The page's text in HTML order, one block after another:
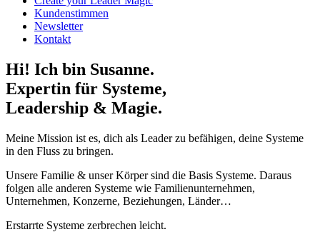
Kundenstimmen
Newsletter
Kontakt
Hi! Ich bin Susanne.
Expertin für Systeme,
Leadership & Magie.
Meine Mission ist es, dich als Leader zu befähigen, deine Systeme
in den Fluss zu bringen.
Unsere Familie & unser Körper sind die Basis Systeme. Daraus
folgen alle anderen Systeme wie Familienunternehmen,
Unternehmen, Konzerne, Beziehungen, Länder…
Erstarrte Systeme zerbrechen leicht.